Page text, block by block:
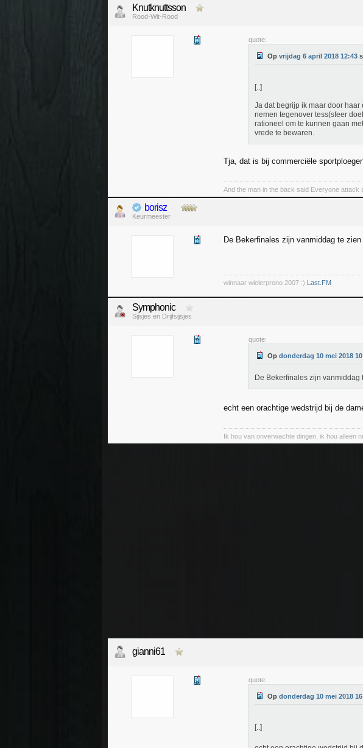
Knutknuttsson
Rood-Wit-Rood
quote:
Op vrijdag 6 april 2018 12:43
[..]
Ja dat begrijp ik maar door
nemen tegenover tess(sfeer
rationeel om te kunnen gaan
vrede te bewaren.
Tja, dat is bij commerciële
And the man in the back said Everyone attack
borisz
Keurmeester
De Bekerfinales zijn vanmiddag te
winnaar wielerprono 2007 :) Last.FM
Symphonic
Sijsjes en Drijfsijsjes
quote:
Op donderdag 10 mei 2018
De Bekerfinales zijn vanmiddag
echt een orachtige wedstrijd bij de
Ik hou van onverwachte dingen, ik hou alleen
gianni61
quote:
Op donderdag 10 mei 2018
[..]